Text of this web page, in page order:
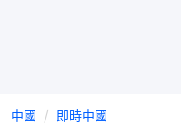
中國 即時中國